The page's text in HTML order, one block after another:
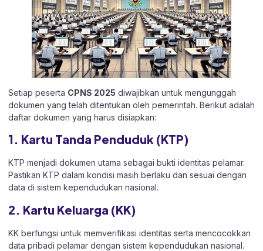
Setiap peserta CPNS 2025 diwajibkan untuk mengunggah
dokumen yang telah ditentukan oleh pemerintah. Berikut adalah
daftar dokumen yang harus disiapkan:
1. Kartu Tanda Penduduk (KTP)
KTP menjadi dokumen utama sebagai bukti identitas pelamar.
Pastikan KTP dalam kondisi masih berlaku dan sesuai dengan
data di sistem kependudukan nasional.
2. Kartu Keluarga (KK)
KK berfungsi untuk memverifikasi identitas serta mencocokkan
data pribadi pelamar dengan sistem kependudukan nasional.